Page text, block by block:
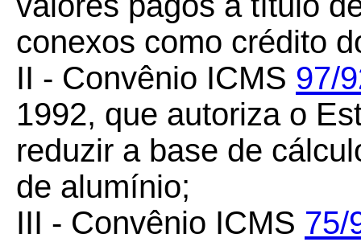
conexos como crédito
II - Convênio ICMS 97/
1992, que autoriza o
reduzir a base de
de alumínio;
III - Convênio ICMS 75/